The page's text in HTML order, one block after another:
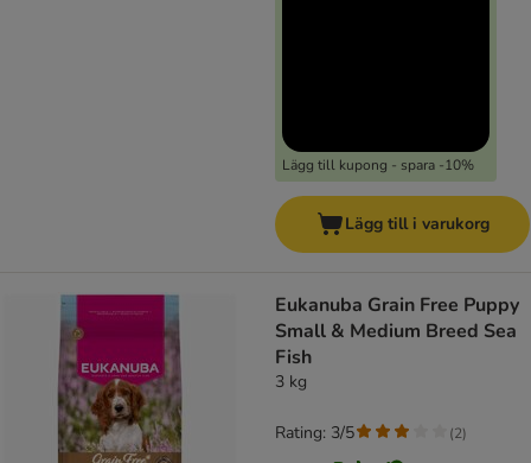
Lägg till kupong - spara -10%
Lägg till i varukorg
Eukanuba Grain Free Puppy
Small & Medium Breed Sea
Fish
3 kg
Rating: 3/5 (2)